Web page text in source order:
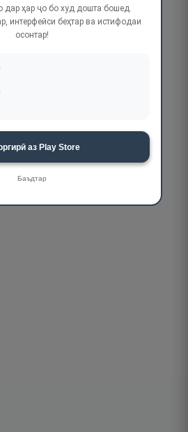
дар ҳар ҷо бо худ дошта бошед.
интерфейси беҳтар ва истифодаи
осонтар!
аз Play Store
Баъдтар